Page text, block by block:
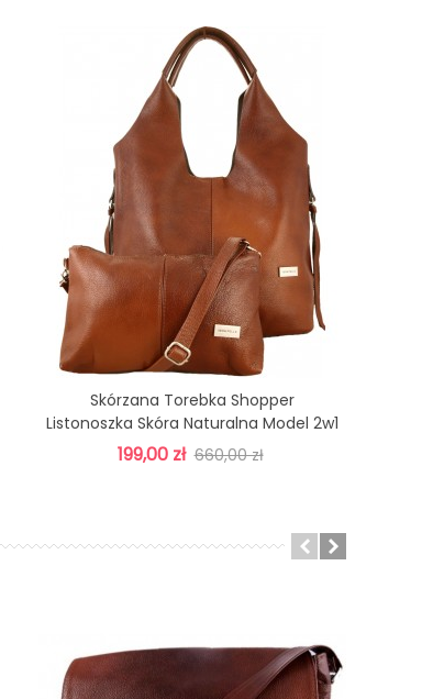
Dodaj Do Koszyka
Skórzana Torebka Shopper
Listonoszka Skóra Naturalna Model 2w1
Brązowo-Ruda/KASZTAN
199,00 zł 660,00 zł